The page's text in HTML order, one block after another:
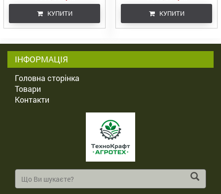
КУПИТИ КУПИТИ
ІНФОРМАЦІЯ
Головна сторінка
Товари
Контакти